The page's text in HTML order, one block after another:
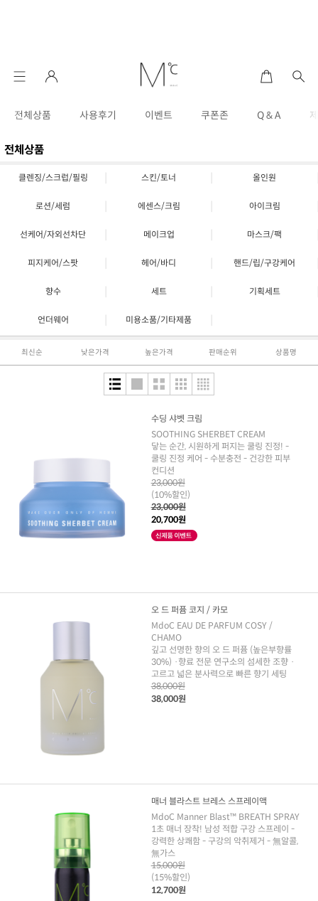
전체상품 사용후기 이벤트 쿠폰존 Q & A
전체상품
클렌징/스크럽/필링 스킨/토너 올인원
로션/세럼 에센스/크림 아이크림
선케어/자외선차단 메이크업 마스크/팩
피지케어/스팟 헤어/바디 핸드/립/구강케어
향수 세트 기획세트
언더웨어 미용소품/기타제품
최신순 낮은가격 높은가격 판매순위 상품명
수딩 샤벳 크림
SOOTHING SHERBET CREAM
닿는 순간, 시원하게 퍼지는 쿨링 진정! -
쿨링 진정 케어 - 수분충전 - 건강한 피부
컨디션
23,000원
(10%할인)
23,000원
20,700원
오 드 퍼퓸 코지 / 카모
MdoC EAU DE PARFUM COSY /
CHAMO
깊고 선명한 향의 오 드 퍼퓸 (높은부향률
30%) ·향료 전문 연구소의 섬세한 조향 ·
고르고 넓은 분사력으로 빠른 향기 세팅
38,000원
38,000원
매너 블라스트 브레스 스프레이액
MdoC Manner Blast™ BREATH SPRAY
1초 매너 장착! 남성 적합 구강 스프레이 -
강력한 상쾌함 - 구강의 악취제거 - 無알콜,
無가스
15,000원
(15%할인)
12,700원